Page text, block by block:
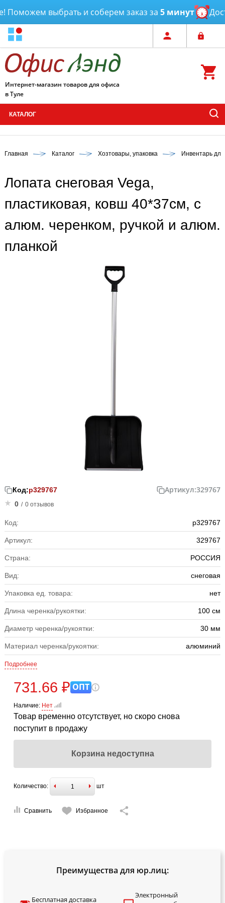
выбрать и соберем заказ за 5 минут
Интернет-магазин товаров для офиса
в Туле
КАТАЛОГ
Главная Каталог Хозтовары, упаковка Инвентарь
Лопата снеговая Vega,
пластиковая, ковш 40*37см, с
алюм. черенком, ручкой и алюм.
планкой
Код:р329767 Артикул:329767
0 / 0 отзывов
Код: р329767
Артикул: 329767
Страна: РОССИЯ
Вид: снеговая
Упаковка ед. товара: нет
Длина черенка/рукоятки: 100 см
Диаметр черенка/рукоятки: 30 мм
Материал черенка/рукоятки: алюминий
Подробнее
731.66 ₽ ОПТ
Наличие: Нет
Товар временно отсутствует, но скоро снова
поступит в продажу
Корзина недоступна
Количество: шт
Сравнить Избранное
Преимущества для юр.лиц:
Бесплатная доставка
Электронный